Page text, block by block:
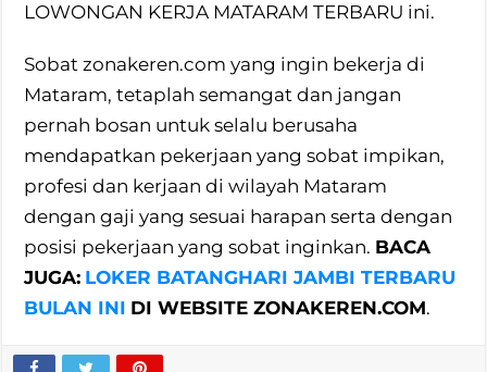
LOWONGAN KERJA MATARAM TERBARU ini.
Sobat zonakeren.com yang ingin bekerja di
Mataram, tetaplah semangat dan jangan
pernah bosan untuk selalu berusaha
mendapatkan pekerjaan yang sobat impikan,
profesi dan kerjaan di wilayah Mataram
dengan gaji yang sesuai harapan serta dengan
posisi pekerjaan yang sobat inginkan. BACA
JUGA: LOKER BATANGHARI JAMBI TERBARU
BULAN INI DI WEBSITE ZONAKEREN.COM.